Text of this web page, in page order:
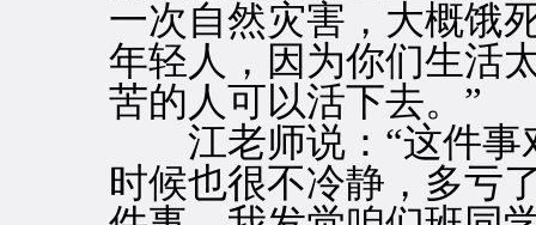
一次自然灾害，大概饿
年轻人，因为你们生活
苦的人可以活下去。”
江老师说：“这件事
时候也很不冷静，多亏